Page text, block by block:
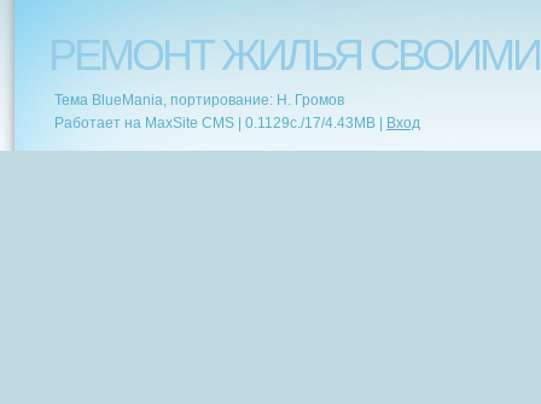
РЕМОНТ ЖИЛЬЯ
Тема BlueMania, портирование: Н. Громов
Работает на MaxSite CMS | 0.1129c./17/4.43MB | Вход